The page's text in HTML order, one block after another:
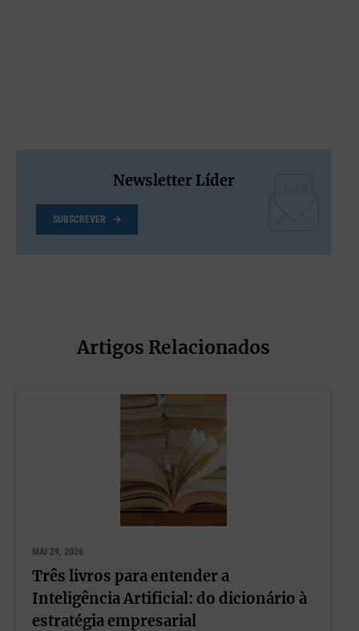
Newsletter Líder
SUBSCREVER
Artigos Relacionados
MAI 29, 2026
Três livros para entender a
Inteligência Artificial: do dicionário à
estratégia empresarial